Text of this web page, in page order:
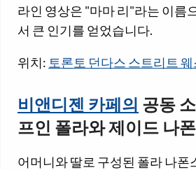
라인 영상은 "마마 리"라는 이름
서 큰 인기를 얻었습니다.
위치: 토론토 던다스 스트리트
비앤디젠 카페의공동
프인 폴라와 제이드 나
어머니와 딸로 구성된 폴라 나폰